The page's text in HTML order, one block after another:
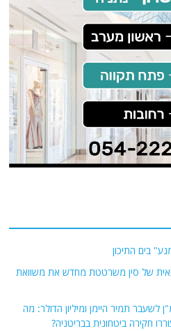
בים התיכון
הצבאית של סין משרטטת מחדש את משוואת
לשעבר תמיר היימן ומיליון הדולר: מה
חקירה ביטחונית בבריטניה?